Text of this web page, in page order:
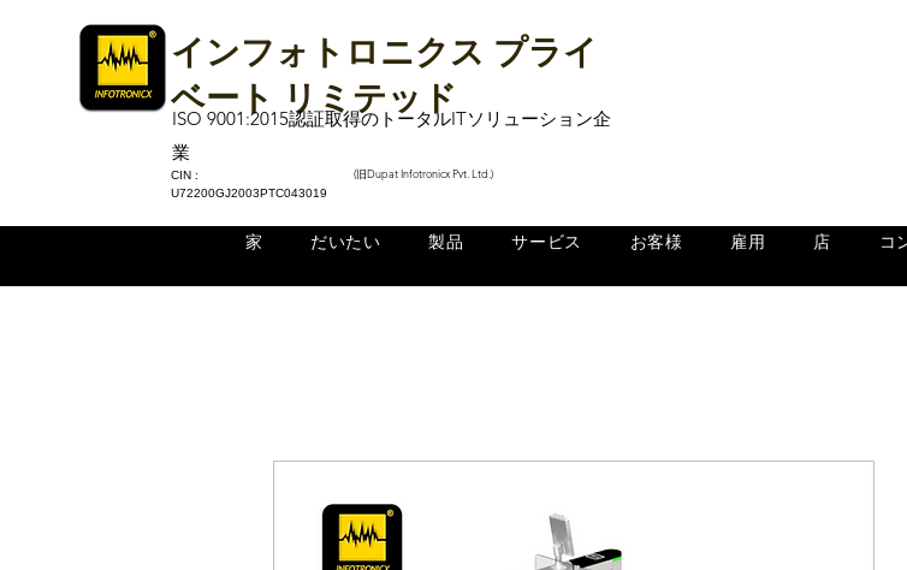
インフォトロニクス プライ
ベート リミテッド
ISO 9001:2015認証取得のトータルITソリューション企
業
CIN :
U72200GJ2003PTC043019
(旧Dupat Infotronicx Pvt. Ltd.)
家 だいたい 製品 サービス お客様 雇用 店 コ